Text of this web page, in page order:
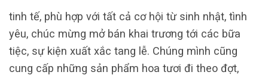
tinh tế, phù hợp với tất cả cơ hội từ sinh nhật, tình
yêu, chúc mừng mở bán khai trương tới các bữa
tiệc, sự kiện xuất xắc tang lễ. Chúng mình cũng
cung cấp những sản phẩm hoa tươi đi theo đợt,